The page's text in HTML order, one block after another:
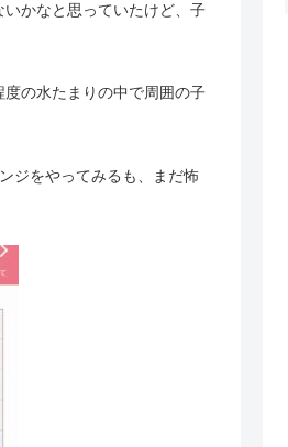
かなと思っていたけど、子
の水たまりの中で周囲の子
ジをやってみるも、まだ怖